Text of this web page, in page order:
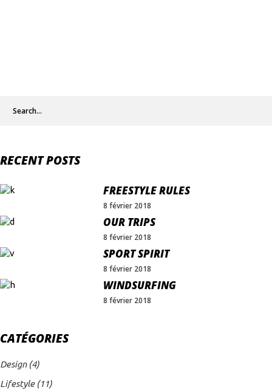
RECENT POSTS
FREESTYLE RULES
8 février 2018
OUR TRIPS
8 février 2018
SPORT SPIRIT
8 février 2018
WINDSURFING
8 février 2018
CATÉGORIES
Design(4)
Lifestyle(11)